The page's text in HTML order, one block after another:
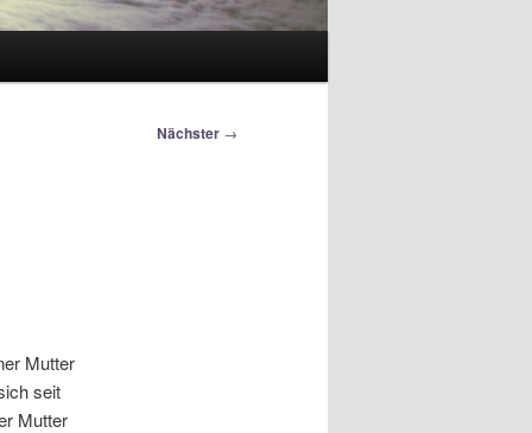
Nächster →
Mutter
seit
Mutter